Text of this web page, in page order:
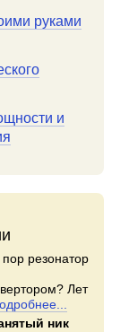
руками
и
пор резонатор
Лет
ник